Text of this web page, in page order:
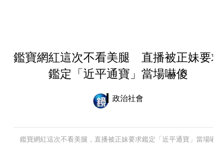
鑑寶網紅這次不看美腿 直播被正妹要
鑑定「近平通寶」當場嚇傻
政治社會
鑑寶網紅這次不看美腿，直播被正妹要求鑑定「近平通寶」當場嚇